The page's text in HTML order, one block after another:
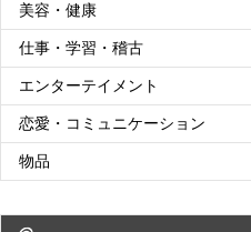
美容・健康
仕事・学習・稽古
エンターテイメント
恋愛・コミュニケーション
物品